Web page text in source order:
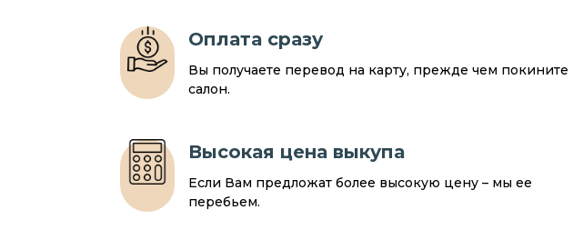
Оплата сразу
Вы получаете перевод на карту, прежде чем покините
салон.
Высокая цена выкупа
Если Вам предложат более высокую цену – мы ее
перебьем.